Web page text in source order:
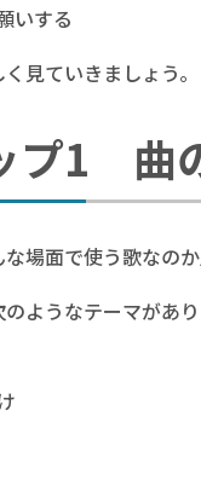
いする
見ていきましょう。
プ1 曲
場面で使う歌なのか
ようなテーマがあり